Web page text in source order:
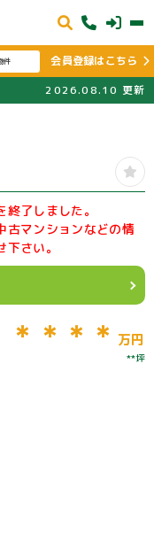
件
会員登録はこちら
2026.08.10 更新
了しました。
古マンションなどの情
さい。
＊＊＊＊ 万円
**坪